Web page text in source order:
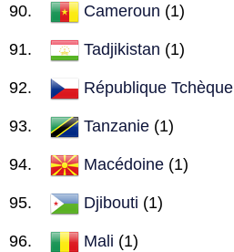
Cameroun (1)
Tadjikistan (1)
République Tchèque
Tanzanie (1)
Macédoine (1)
Djibouti (1)
Mali (1)